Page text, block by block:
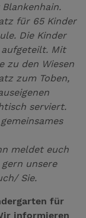
für 65 Kinder
Die Kinder
Mit
zu den Wiesen
zum Toben,
serviert.
meldet euch
unsere
Sie.
für
informieren